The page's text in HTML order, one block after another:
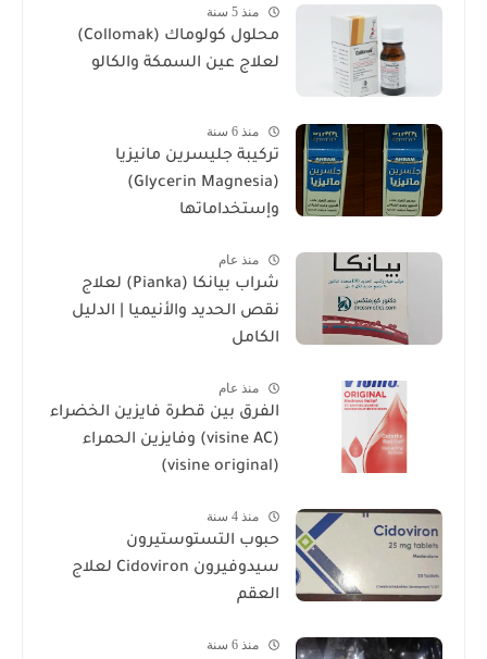
منذ 5 سنة
محلول كولوماك (Collomak)
لعلاج عين السمكة والكالو
منذ 6 سنة
تركيبة جليسرين مانيزيا
(Glycerin Magnesia)
وإستخداماتها
منذ عام
شراب بيانكا (Pianka) لعلاج
نقص الحديد والأنيميا | الدليل
الكامل
منذ عام
الفرق بين قطرة فايزين الخضراء
(visine AC) وفايزين الحمراء
(visine original)
منذ 4 سنة
حبوب التستوستيرون
سيدوفيرون Cidoviron لعلاج
العقم
منذ 6 سنة